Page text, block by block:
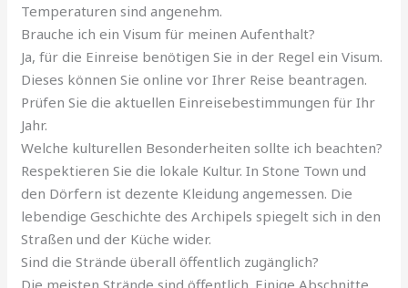
Temperaturen sind angenehm.
Brauche ich ein Visum für meinen Aufenthalt?
Ja, für die Einreise benötigen Sie in der Regel ein Visum.
Dieses können Sie online vor Ihrer Reise beantragen.
Prüfen Sie die aktuellen Einreisebestimmungen für Ihr
Jahr.
Welche kulturellen Besonderheiten sollte ich beachten?
Respektieren Sie die lokale Kultur. In Stone Town und
den Dörfern ist dezente Kleidung angemessen. Die
lebendige Geschichte des Archipels spiegelt sich in den
Straßen und der Küche wider.
Sind die Strände überall öffentlich zugänglich?
Die meisten Strände sind öffentlich. Einige Abschnitte